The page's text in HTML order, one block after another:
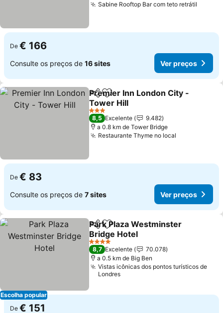
Sabine Rooftop Bar com teto retrátil
De € 166
Consulte os preços de 16 sites Ver preços
PartilharAdicionar aos favoritos
Premier Inn London City -
Tower Hill
Ver preços
3 Estrelas
8,5 Excelente
9.482
a 0.8 km de Tower Bridge
Restaurante Thyme no local
De € 83
Consulte os preços de 7 sites Ver preços
Escolha popular
PartilharAdicionar aos favoritos
Park Plaza Westminster
Bridge Hotel
Ver preços
4 Estrelas
8,7 Excelente
70.078
a 0.5 km de Big Ben
Vistas icônicas dos pontos turísticos de
Londres
De € 151